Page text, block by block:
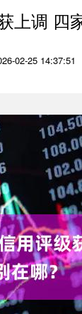
上调 四
02-25 14:37:51